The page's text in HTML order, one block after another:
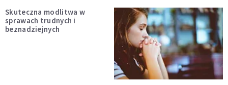
Skuteczna modlitwa w
sprawach trudnych i
beznadziejnych